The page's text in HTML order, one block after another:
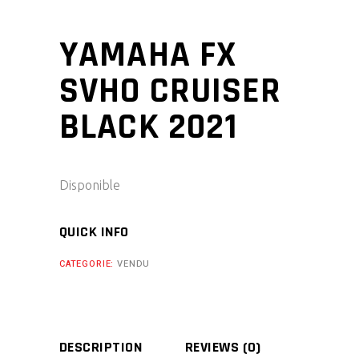
YAMAHA FX
SVHO CRUISER
BLACK 2021
Disponible
QUICK INFO
CATEGORIE:VENDU
DESCRIPTION REVIEWS (0)